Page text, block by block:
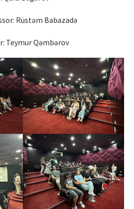
Rüstəm Babazadə
Teymur Qəmbərov